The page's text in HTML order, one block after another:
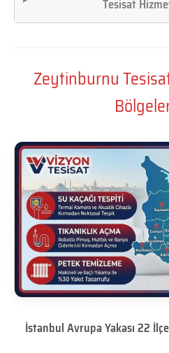
Tesisat
Zeytinburnu
İstanbul Avrupa Yakası 22